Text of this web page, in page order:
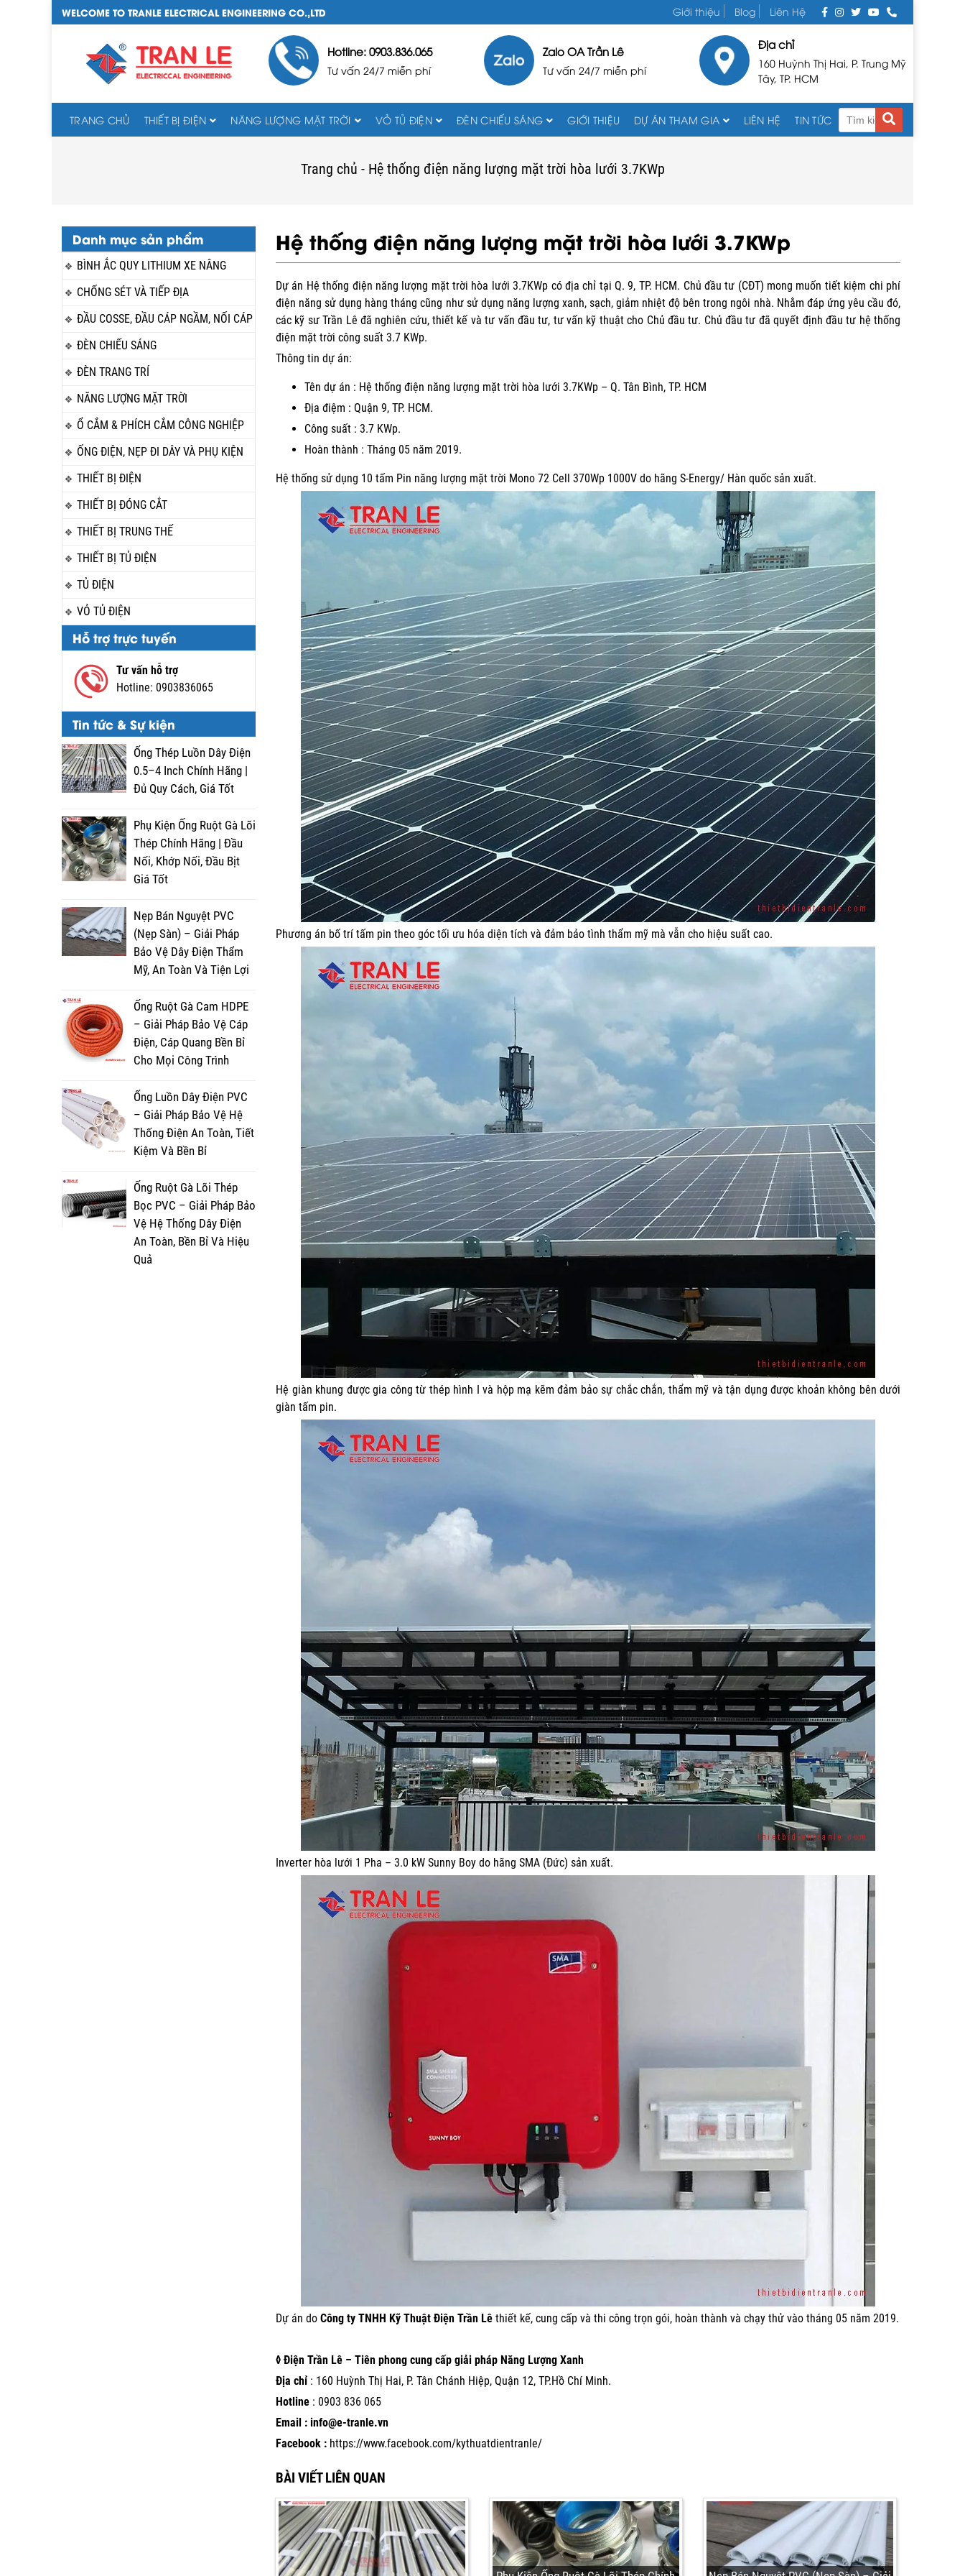
WELCOME TO TRANLE ELECTRICAL ENGINEERING CO.,LTD Giới thiệu Blog Liên Hệ
Hotline: 0903.836.065
Tư vấn 24/7 miễn phí
Zalo OA Trần Lê
Tư vấn 24/7 miễn phí
Địa chỉ
160 Huỳnh Thị Hai, P. Trung Mỹ
Tây, TP. HCM
TRANG CHỦ THIẾT BỊ ĐIỆN NĂNG LƯỢNG MẶT TRỜI VỎ TỦ ĐIỆN ĐÈN CHIẾU SÁNG GIỚI THIỆU DỰ ÁN THAM GIA LIÊN HỆ TIN TỨC
Trang chủ - Hệ thống điện năng lượng mặt trời hòa lưới 3.7KWp
Danh mục sản phẩm
BÌNH ẮC QUY LITHIUM XE NÂNG
CHỐNG SÉT VÀ TIẾP ĐỊA
ĐẦU COSSE, ĐẦU CÁP NGẦM, NỐI CÁP
ĐÈN CHIẾU SÁNG
ĐÈN TRANG TRÍ
NĂNG LƯỢNG MẶT TRỜI
Ổ CẮM & PHÍCH CẮM CÔNG NGHIỆP
ỐNG ĐIỆN, NẸP ĐI DÂY VÀ PHỤ KIỆN
THIẾT BỊ ĐIỆN
THIẾT BỊ ĐÓNG CẮT
THIẾT BỊ TRUNG THẾ
THIẾT BỊ TỦ ĐIỆN
TỦ ĐIỆN
VỎ TỦ ĐIỆN
Hỗ trợ trực tuyến
Tư vấn hỗ trợ
Hotline: 0903836065
Tin tức & Sự kiện
Ống Thép Luồn Dây Điện
0.5–4 Inch Chính Hãng |
Đủ Quy Cách, Giá Tốt
Phụ Kiện Ống Ruột Gà Lõi
Thép Chính Hãng | Đầu
Nối, Khớp Nối, Đầu Bịt
Giá Tốt
Nẹp Bán Nguyệt PVC
(Nẹp Sàn) – Giải Pháp
Bảo Vệ Dây Điện Thẩm
Mỹ, An Toàn Và Tiện Lợi
Ống Ruột Gà Cam HDPE
– Giải Pháp Bảo Vệ Cáp
Điện, Cáp Quang Bền Bỉ
Cho Mọi Công Trình
Ống Luồn Dây Điện PVC
– Giải Pháp Bảo Vệ Hệ
Thống Điện An Toàn, Tiết
Kiệm Và Bền Bỉ
Ống Ruột Gà Lõi Thép
Bọc PVC – Giải Pháp Bảo
Vệ Hệ Thống Dây Điện
An Toàn, Bền Bỉ Và Hiệu
Quả
Hệ thống điện năng lượng mặt trời hòa lưới 3.7KWp
Dự án Hệ thống điện năng lượng mặt trời hòa lưới 3.7KWp có địa chỉ tại Q. 9, TP. HCM. Chủ đầu tư (CĐT) mong muốn tiết kiệm chi phí
điện năng sử dụng hàng tháng cũng như sử dụng năng lượng xanh, sạch, giảm nhiệt độ bên trong ngôi nhà. Nhằm đáp ứng yêu cầu đó,
các kỹ sư Trần Lê đã nghiên cứu, thiết kế và tư vấn đầu tư, tư vấn kỹ thuật cho Chủ đầu tư. Chủ đầu tư đã quyết định đầu tư hệ thống
điện mặt trời công suất 3.7 KWp.
Thông tin dự án:
Tên dự án : Hệ thống điện năng lượng mặt trời hòa lưới 3.7KWp – Q. Tân Bình, TP. HCM
Địa điệm : Quận 9, TP. HCM.
Công suất : 3.7 KWp.
Hoàn thành : Tháng 05 năm 2019.
Hệ thống sử dụng 10 tấm Pin năng lượng mặt trời Mono 72 Cell 370Wp 1000V do hãng S-Energy/ Hàn quốc sản xuất.
Phương án bố trí tấm pin theo góc tối ưu hóa diện tích và đảm bảo tình thẩm mỹ mà vẫn cho hiệu suất cao.
Hệ giàn khung được gia công từ thép hình I và hộp mạ kẽm đảm bảo sự chắc chắn, thẩm mỹ và tận dụng được khoản không bên dưới
giàn tấm pin.
Inverter hòa lưới 1 Pha – 3.0 kW Sunny Boy do hãng SMA (Đức) sản xuất.
Dự án do Công ty TNHH Kỹ Thuật Điện Trần Lê thiết kế, cung cấp và thi công trọn gói, hoàn thành và chạy thử vào tháng 05 năm 2019.
◊ Điện Trần Lê – Tiên phong cung cấp giải pháp Năng Lượng Xanh
Địa chỉ : 160 Huỳnh Thị Hai, P. Tân Chánh Hiệp, Quận 12, TP.Hồ Chí Minh.
Hotline : 0903 836 065
Email : info@e-tranle.vn
Facebook : https://www.facebook.com/kythuatdientranle/
BÀI VIẾT LIÊN QUAN